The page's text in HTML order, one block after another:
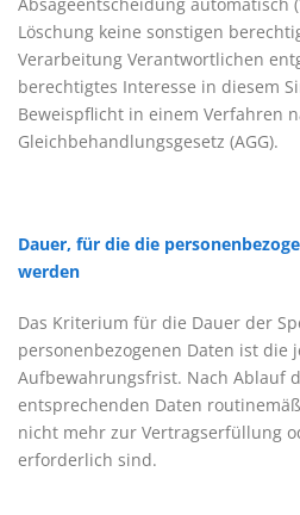
Löschung keine sonstigen
Verarbeitung Verantwortlichen
berechtigtes Interesse in diesem
Beweispflicht in einem Verfahren
Gleichbehandlungsgesetz (AGG).
Dauer, für die die
werden
Das Kriterium für die Dauer der
personenbezogenen Daten ist die
Aufbewahrungsfrist. Nach Ablauf
entsprechenden Daten
nicht mehr zur Vertragserfüllung
erforderlich sind.